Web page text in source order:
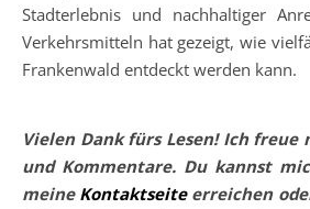
Stadterlebnis und nachhaltiger
Verkehrsmitteln hat gezeigt, wie
Frankenwald entdeckt werden kann.
Vielen Dank fürs Lesen! Ich freue
und Kommentare. Du kannst
meine Kontaktseiteerreichen